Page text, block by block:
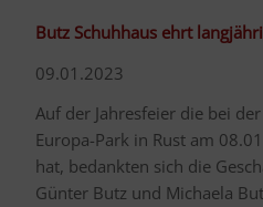
Butz Schuhhaus ehrt
09.01.2023
Auf der Jahresfeier die bei
Europa-Park in Rust am
hat, bedankten sich die
Günter Butz und Michaela